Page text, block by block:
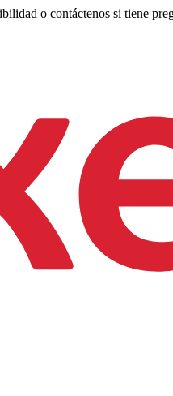
o contáctenos si tiene